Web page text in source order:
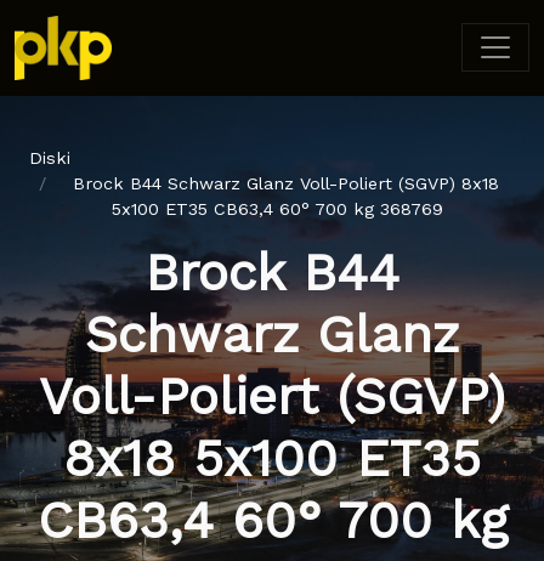
Diski
Brock B44 Schwarz Glanz Voll-Poliert (SGVP) 8x18
5x100 ET35 CB63,4 60° 700 kg 368769
Brock B44
Schwarz Glanz
Voll-Poliert (SGVP)
8x18 5x100 ET35
CB63,4 60° 700 kg